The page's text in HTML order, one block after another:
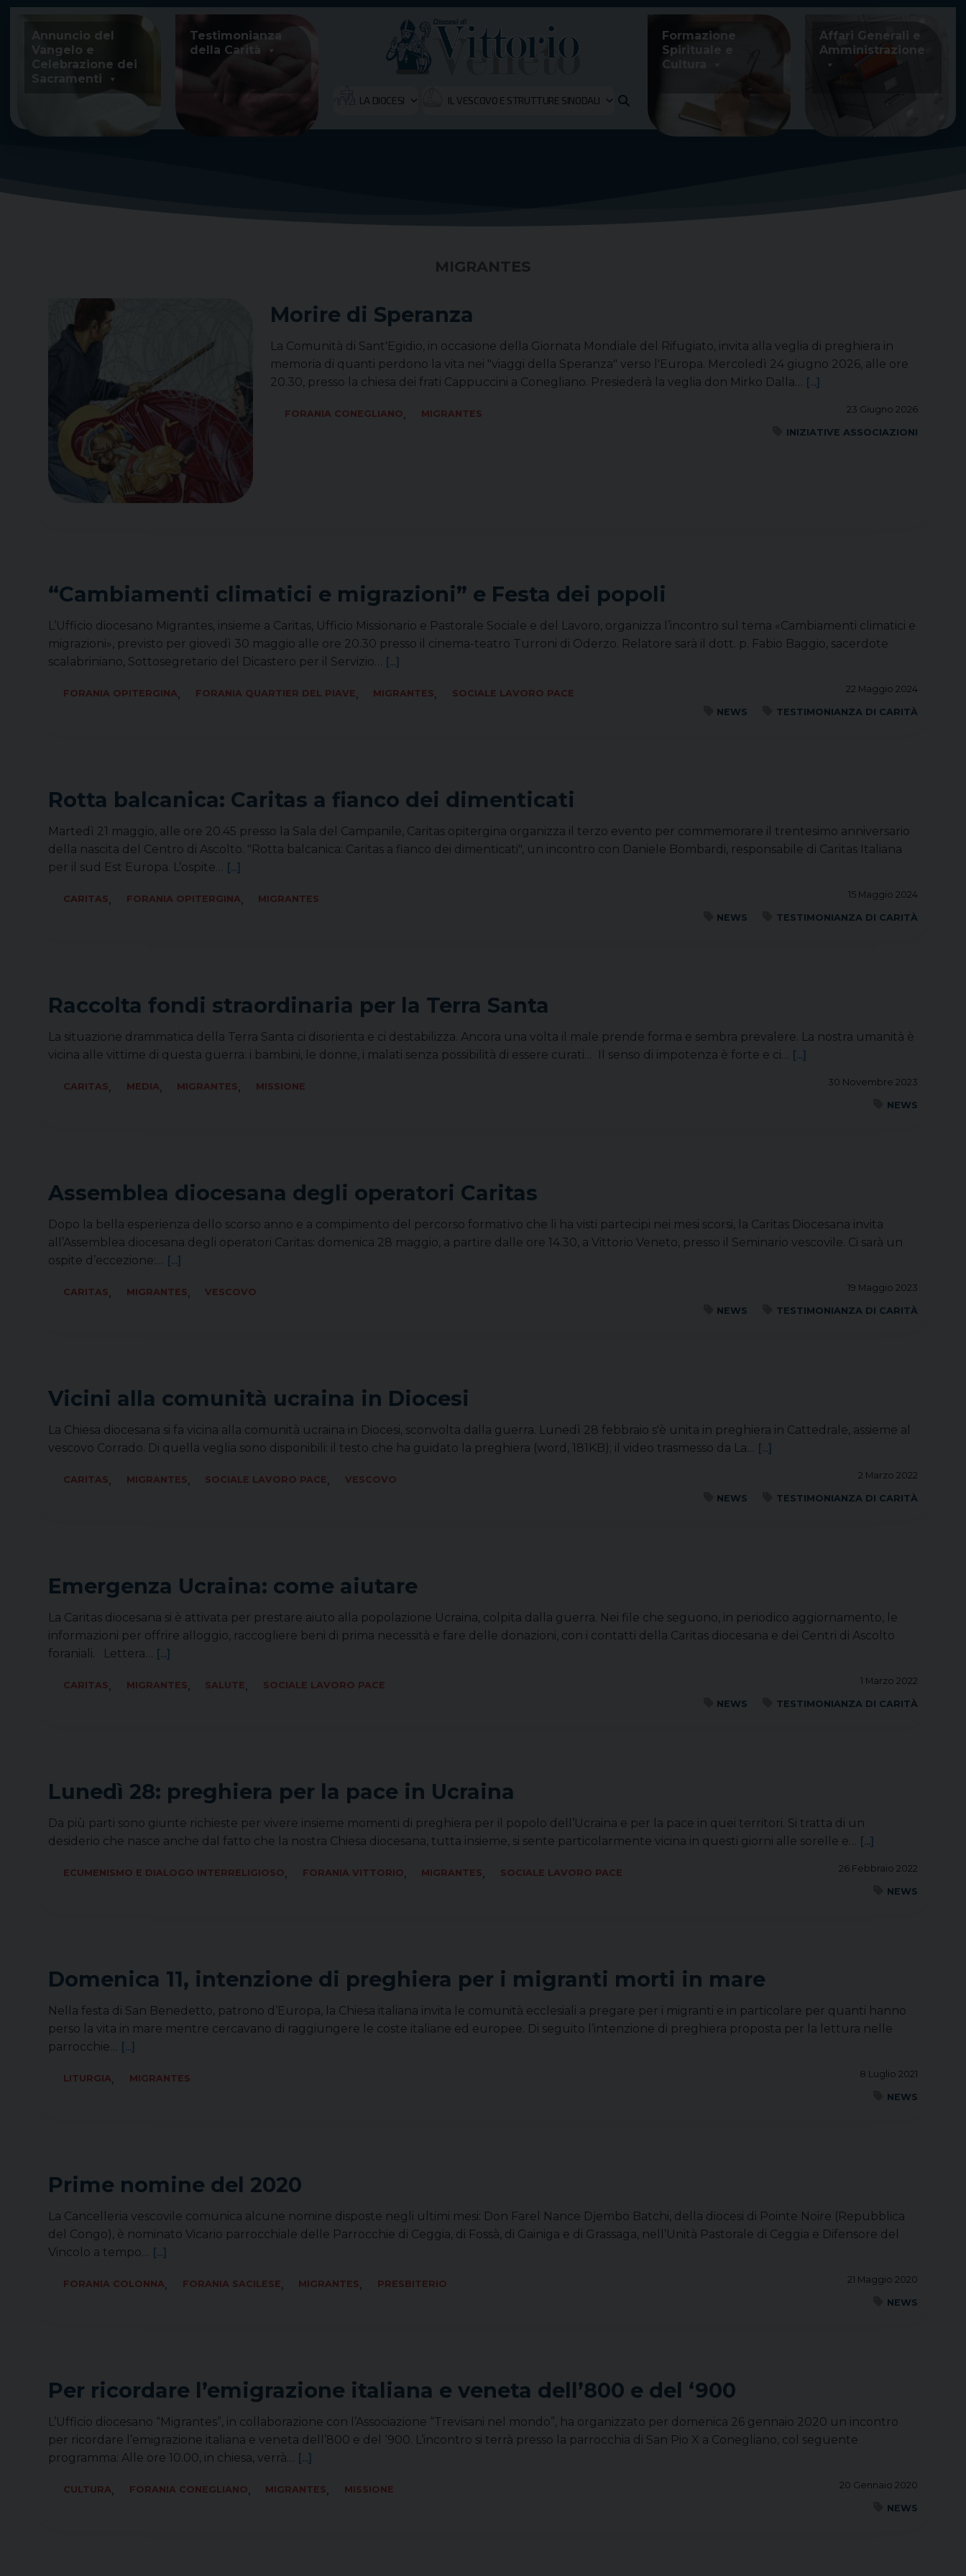
Skip
content
Annuncio del
Vangelo e
Celebrazione dei
Sacramenti
Testimonianza
della Carità
LA DIOCESI IL VESCOVO E STRUTTURE SINODALI
Formazione
Spirituale e
Cultura
Affari Generali e
Amministrazione
MIGRANTES
Morire di Speranza
La Comunità di Sant'Egidio, in occasione della Giornata Mondiale del Rifugiato, invita alla veglia di preghiera in
memoria di quanti perdono la vita nei "viaggi della Speranza" verso l'Europa. Mercoledì 24 giugno 2026, alle ore
20.30, presso la chiesa dei frati Cappuccini a Conegliano. Presiederà la veglia don Mirko Dalla… [...]
23 Giugno 2026
FORANIA CONEGLIANO,
MIGRANTES
INIZIATIVE ASSOCIAZIONI
“Cambiamenti climatici e migrazioni” e Festa dei popoli
L’Ufficio diocesano Migrantes, insieme a Caritas, Ufficio Missionario e Pastorale Sociale e del Lavoro, organizza l’incontro sul tema «Cambiamenti climatici e
migrazioni», previsto per giovedì 30 maggio alle ore 20.30 presso il cinema-teatro Turroni di Oderzo. Relatore sarà il dott. p. Fabio Baggio, sacerdote
scalabriniano, Sottosegretario del Dicastero per il Servizio…
[...]
22 Maggio 2024
FORANIA OPITERGINA, FORANIA QUARTIER DEL PIAVE, MIGRANTES,
SOCIALE LAVORO PACE
NEWS
TESTIMONIANZA DI CARITÀ
Rotta balcanica: Caritas a fianco dei dimenticati
Martedì 21 maggio, alle ore 20.45 presso la Sala del Campanile, Caritas opitergina organizza il terzo evento per commemorare il trentesimo anniversario
della nascita del Centro di Ascolto. "Rotta balcanica: Caritas a fianco dei dimenticati", un incontro con Daniele Bombardi, responsabile di Caritas Italiana
per il sud Est Europa. L’ospite…
[...]
15 Maggio 2024
CARITAS, FORANIA OPITERGINA,
MIGRANTES
NEWS
TESTIMONIANZA DI CARITÀ
Raccolta fondi straordinaria per la Terra Santa
La situazione drammatica della Terra Santa ci disorienta e ci destabilizza. Ancora una volta il male prende forma e sembra prevalere. La nostra umanità è
vicina alle vittime di questa guerra: i bambini, le donne, i malati senza possibilità di essere curati… Il senso di impotenza è forte e ci…
[...]
30 Novembre 2023
CARITAS, MEDIA, MIGRANTES,
MISSIONE
NEWS
Assemblea diocesana degli operatori Caritas
Dopo la bella esperienza dello scorso anno e a compimento del percorso formativo che li ha visti partecipi nei mesi scorsi, la Caritas Diocesana invita
all’Assemblea diocesana degli operatori Caritas: domenica 28 maggio, a partire dalle ore 14.30, a Vittorio Veneto, presso il Seminario vescovile. Ci sarà un
ospite d’eccezione:…
[...]
19 Maggio 2023
CARITAS, MIGRANTES,
VESCOVO
NEWS
TESTIMONIANZA DI CARITÀ
Vicini alla comunità ucraina in Diocesi
La Chiesa diocesana si fa vicina alla comunità ucraina in Diocesi, sconvolta dalla guerra. Lunedì 28 febbraio s'è unita in preghiera in Cattedrale, assieme al
vescovo Corrado. Di quella veglia sono disponibili: il testo che ha guidato la preghiera (word, 181KB); il video trasmesso da La…
[...]
2 Marzo 2022
CARITAS, MIGRANTES, SOCIALE LAVORO PACE,
VESCOVO
NEWS
TESTIMONIANZA DI CARITÀ
Emergenza Ucraina: come aiutare
La Caritas diocesana si è attivata per prestare aiuto alla popolazione Ucraina, colpita dalla guerra. Nei file che seguono, in periodico aggiornamento, le
informazioni per offrire alloggio, raccogliere beni di prima necessità e fare delle donazioni, con i contatti della Caritas diocesana e dei Centri di Ascolto
foraniali. Lettera…
[...]
1 Marzo 2022
CARITAS, MIGRANTES, SALUTE,
SOCIALE LAVORO PACE
NEWS
TESTIMONIANZA DI CARITÀ
Lunedì 28: preghiera per la pace in Ucraina
Da più parti sono giunte richieste per vivere insieme momenti di preghiera per il popolo dell’Ucraina e per la pace in quei territori. Si tratta di un
desiderio che nasce anche dal fatto che la nostra Chiesa diocesana, tutta insieme, si sente particolarmente vicina in questi giorni alle sorelle e…
[...]
26 Febbraio 2022
ECUMENISMO E DIALOGO INTERRELIGIOSO, FORANIA VITTORIO, MIGRANTES,
SOCIALE LAVORO PACE
NEWS
Domenica 11, intenzione di preghiera per i migranti morti in mare
Nella festa di San Benedetto, patrono d’Europa, la Chiesa italiana invita le comunità ecclesiali a pregare per i migranti e in particolare per quanti hanno
perso la vita in mare mentre cercavano di raggiungere le coste italiane ed europee. Di seguito l’intenzione di preghiera proposta per la lettura nelle
parrocchie…
[...]
8 Luglio 2021
LITURGIA,
MIGRANTES
NEWS
Prime nomine del 2020
La Cancelleria vescovile comunica alcune nomine disposte negli ultimi mesi: Don Farel Nance Djembo Batchi, della diocesi di Pointe Noire (Repubblica
del Congo), è nominato Vicario parrocchiale delle Parrocchie di Ceggia, di Fossà, di Gainiga e di Grassaga, nell’Unità Pastorale di Ceggia e Difensore del
Vincolo a tempo…
[...]
21 Maggio 2020
FORANIA COLONNA, FORANIA SACILESE, MIGRANTES,
PRESBITERIO
NEWS
Per ricordare l’emigrazione italiana e veneta dell’800 e del ‘900
L’Ufficio diocesano “Migrantes”, in collaborazione con l’Associazione “Trevisani nel mondo”, ha organizzato per domenica 26 gennaio 2020 un incontro
per ricordare l’emigrazione italiana e veneta dell’800 e del ‘900. L’incontro si terrà presso la parrocchia di San Pio X a Conegliano, col seguente
programma: Alle ore 10.00, in chiesa, verrà…
[...]
20 Gennaio 2020
CULTURA, FORANIA CONEGLIANO, MIGRANTES,
MISSIONE
NEWS